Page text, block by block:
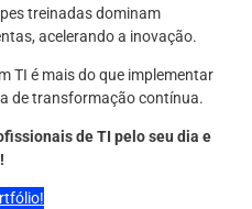
treinadas dominam
acelerando a inovação.
TI é mais do que implementar
de transformação contínua.
de TI pelo seu dia e